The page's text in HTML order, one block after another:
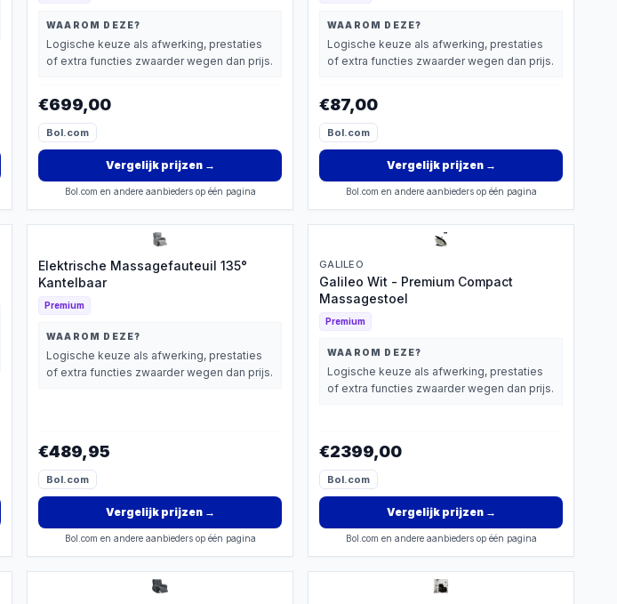
WAAROM DEZE?
Logische keuze als afwerking, prestaties
of extra functies zwaarder wegen dan prijs.
€699,00
Bol.com
Vergelijk prijzen→
Bol.com en andere aanbieders op één pagina
WAAROM DEZE?
Logische keuze als afwerking, prestaties
of extra functies zwaarder wegen dan prijs.
€87,00
Bol.com
Vergelijk prijzen→
Bol.com en andere aanbieders op één pagina
Elektrische Massagefauteuil 135°
Kantelbaar
Premium
WAAROM DEZE?
Logische keuze als afwerking, prestaties
of extra functies zwaarder wegen dan prijs.
€489,95
Bol.com
Vergelijk prijzen→
Bol.com en andere aanbieders op één pagina
GALILEO
Galileo Wit - Premium Compact
Massagestoel
Premium
WAAROM DEZE?
Logische keuze als afwerking, prestaties
of extra functies zwaarder wegen dan prijs.
€2399,00
Bol.com
Vergelijk prijzen→
Bol.com en andere aanbieders op één pagina